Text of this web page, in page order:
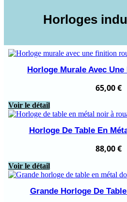
Horloges
Horloge Murale Avec
65,00€
Voir le détail
Horloge De Table En
88,00€
Voir le détail
Grande Horloge De